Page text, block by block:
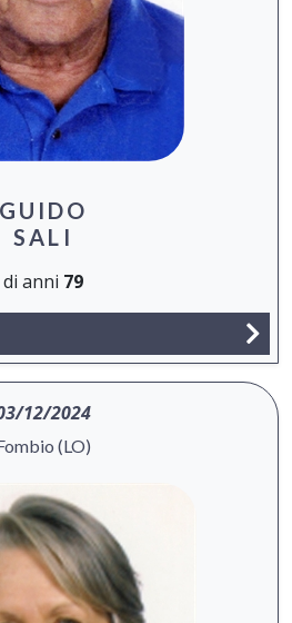
GUIDO
SALI
di anni 79
12/2024
(LO)